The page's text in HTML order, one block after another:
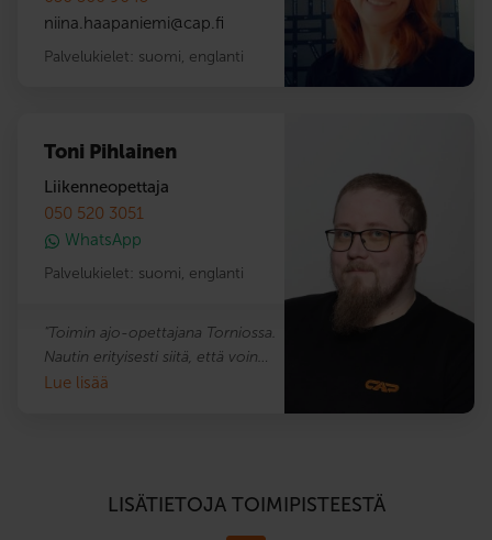
niina.haapaniemi@cap.fi
Palvelukielet: suomi, englanti
Toni Pihlainen
Liikenneopettaja
050 520 3051
WhatsApp
Palvelukielet: suomi, englanti
"Toimin ajo-opettajana Torniossa.
Nautin erityisesti siitä, että voin
jatkuvasti haastaa itseäni ja jakaa
uusia haasteita opettamisessa.
Lue lisää
LISÄTIETOJA TOIMIPISTEESTÄ